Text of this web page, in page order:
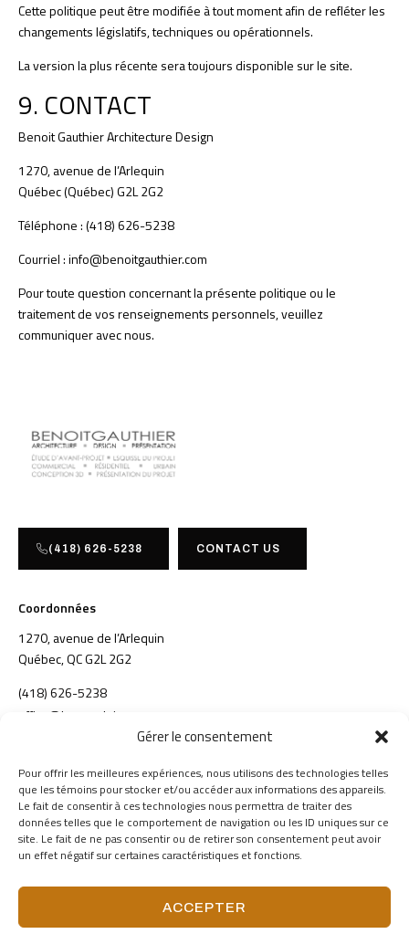
Gérer le consentement
Pour offrir les meilleures expériences, nous utilisons des technologies telles
que les témoins pour stocker et/ou accéder aux informations des appareils.
Le fait de consentir à ces technologies nous permettra de traiter des
données telles que le comportement de navigation ou les ID uniques sur ce
site. Le fait de ne pas consentir ou de retirer son consentement peut avoir
un effet négatif sur certaines caractéristiques et fonctions.
ACCEPTER
Cette politique peut être modifiée à tout moment afin de refléter les
changements législatifs, techniques ou opérationnels.
La version la plus récente sera toujours disponible sur le site.
9. CONTACT
Benoit Gauthier Architecture Design
1270, avenue de l’Arlequin
Québec (Québec) G2L 2G2
Téléphone : (418) 626-5238
Courriel :info@benoitgauthier.com
Pour toute question concernant la présente politique ou le
traitement de vos renseignements personnels, veuillez
communiquer avec nous.
(418) 626-5238 CONTACT US
Coordonnées
1270, avenue de l’Arlequin
Québec, QC G2L 2G2
(418) 626-5238
office@konstruktion.com
A propos
Retour en haut
Tous droits réservés © 2026 Benoit Gauthier Architecture Design.
Conditions d’utilisation Politique de confidentialite